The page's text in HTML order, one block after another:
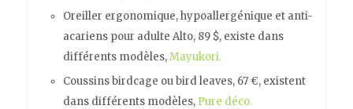
Oreiller ergonomique, hypoallergénique et anti-
acariens pour adulte Alto, 89 $, existe dans
différents modèles,Mayukori.
Coussins birdcage ou bird leaves, 67 €, existent
dans différents modèles, Pure déco.